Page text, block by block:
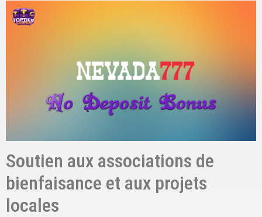
Soutien aux associations de
bienfaisance et aux projets
locales